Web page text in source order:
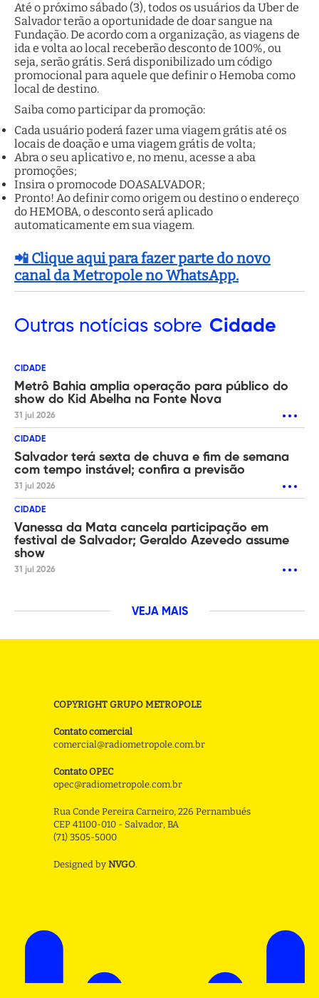
Até o próximo sábado (3), todos os usuários da Uber de
Salvador terão a oportunidade de doar sangue na
Fundação. De acordo com a organização, as viagens de
ida e volta ao local receberão desconto de 100%, ou
seja, serão grátis. Será disponibilizado um código
promocional para aquele que definir o Hemoba como
local de destino.
Saiba como participar da promoção:
Cada usuário poderá fazer uma viagem grátis até os
locais de doação e uma viagem grátis de volta;
Abra o seu aplicativo e, no menu, acesse a aba
promoções;
Insira o promocode DOASALVADOR;
Pronto! Ao definir como origem ou destino o endereço
do HEMOBA, o desconto será aplicado
automaticamente em sua viagem.
📲 Clique aqui para fazer parte do novo
canal da Metropole no WhatsApp.
Outras notícias sobre Cidade
CIDADE
Metrô Bahia amplia operação para público do
show do Kid Abelha na Fonte Nova
31 jul 2026
CIDADE
Salvador terá sexta de chuva e fim de semana
com tempo instável; confira a previsão
31 jul 2026
CIDADE
Vanessa da Mata cancela participação em
festival de Salvador; Geraldo Azevedo assume
show
31 jul 2026
VEJA MAIS
COPYRIGHT GRUPO METROPOLE
Contato comercial
comercial@radiometropole.com.br
Contato OPEC
opec@radiometropole.com.br
Rua Conde Pereira Carneiro, 226 Pernambués
CEP 41100-010 - Salvador, BA
(71) 3505-5000
Designed by NVGO.